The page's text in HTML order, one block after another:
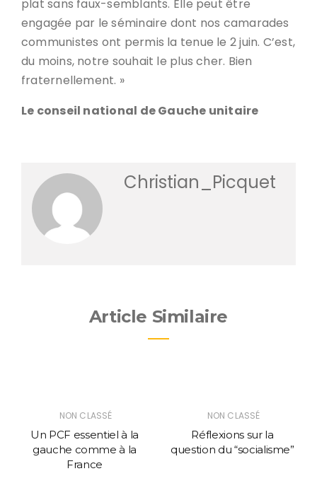
plat sans faux-semblants. Elle peut être
engagée par le séminaire dont nos camarades
communistes ont permis la tenue le 2 juin. C’est,
du moins, notre souhait le plus cher. Bien
fraternellement. »
Le conseil national de Gauche unitaire
Christian_Picquet
Article Similaire
NON CLASSÉ
Un PCF essentiel à la
gauche comme à la
France
NON CLASSÉ
Réflexions sur la
question du “socialisme”